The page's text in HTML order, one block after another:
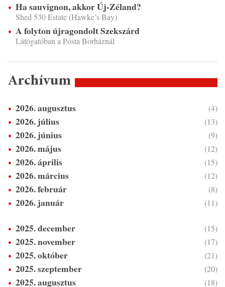
Ha sauvignon, akkor Új-Zéland?
Shed 530 Estate (Hawke’s Bay)
A folyton újragondolt Szekszárd
Látogatóban a Pósta Borháznál
Archívum
2026. augusztus (4)
2026. július (13)
2026. június (9)
2026. május (12)
2026. április (15)
2026. március (12)
2026. február (8)
2026. január (11)
2025. december (15)
2025. november (17)
2025. október (21)
2025. szeptember (20)
2025. augusztus (18)